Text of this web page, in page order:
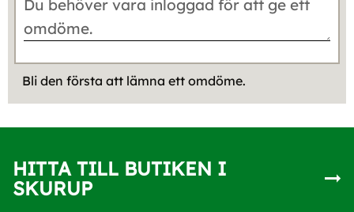
Bli den första att lämna ett omdöme.
HITTA TILL BUTIKEN I
SKURUP